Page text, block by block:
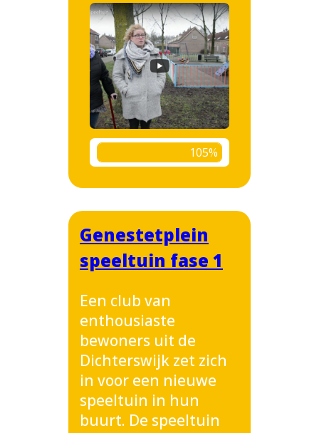
105%
Genestetplein
speeltuin fase 1
Een club van
enthousiaste
bewoners uit de
Dichterswijk zet zich
in voor een nieuwe
speeltuin in hun
buurt. De speeltuin